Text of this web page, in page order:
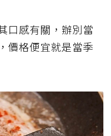
口感有關，辦別當
價格便宜就是當季